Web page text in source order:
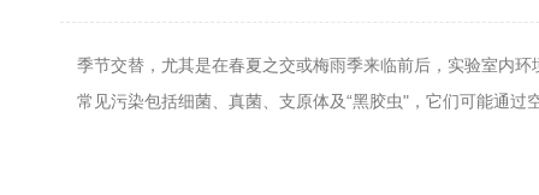
季节交替，尤其是在春夏之交或梅雨季来临前后，实验室内
常见污染包括细菌、真菌、支原体及“黑胶虫"，它们可能通